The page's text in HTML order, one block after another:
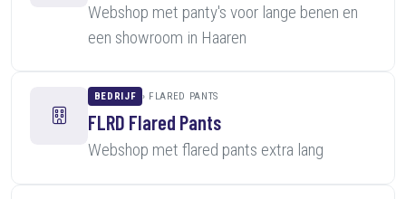
Webshop met panty's voor lange benen en
een showroom in Haaren
BEDRIJF FLARED PANTS
FLRD Flared Pants
Webshop met flared pants extra lang